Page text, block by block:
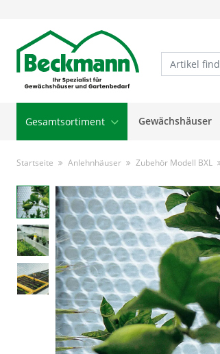
Gesamtsortiment Gewächshäuser
Startseite Anlehnhäuser Zubehör Modell BXL